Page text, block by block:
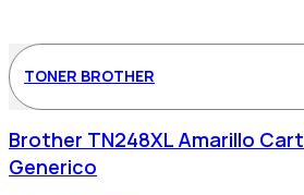
TONER BROTHER
Brother TN248XL Amarillo
Generico